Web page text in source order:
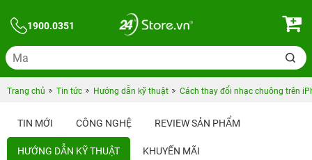
1900.0351
Trang chủ Tin tức Hướng dẫn kỹ thuật Cách thay đổi nhạc chuông trên
TIN MỚI CÔNG NGHỆ REVIEW SẢN PHẨM
HƯỚNG DẪN KỸ THUẬT KHUYẾN MÃI